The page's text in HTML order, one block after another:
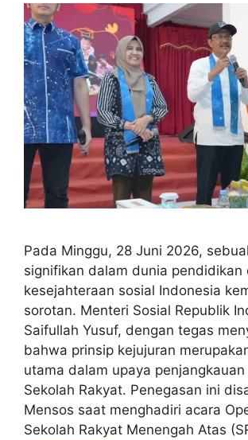
Pada Minggu, 28 Juni 2026,
signifikan dalam dunia pendidikan
kesejahteraan sosial Indonesia
sorotan. Menteri Sosial Republik
Saifullah Yusuf, dengan tegas
bahwa prinsip kejujuran
utama dalam upaya
Sekolah Rakyat. Penegasan ini
Mensos saat menghadiri acara
Sekolah Rakyat Menengah Atas